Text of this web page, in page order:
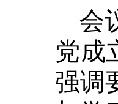
会
党成
强调